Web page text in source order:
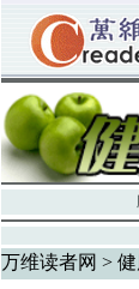
万维读者网 >